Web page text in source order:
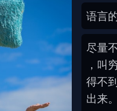
语言
尽量
， 叫
得不
出来。